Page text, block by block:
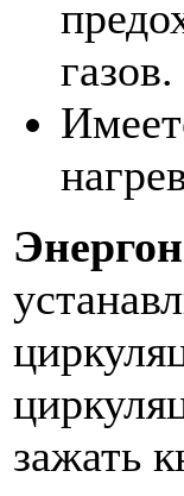
газов.
зажать